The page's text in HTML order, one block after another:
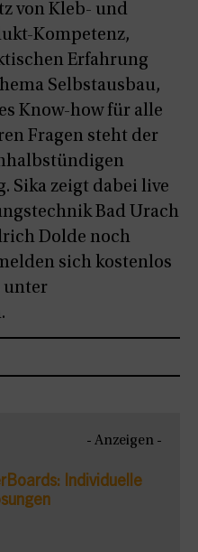
von Kleb- und
Kompetenz,
Erfahrung
Selbstausbau,
Know-how für alle
Fragen steht der
Sika zeigt dabei live
Bad Urach
Dolde noch
sich kostenlos
unter
- Anzeigen -
Individuelle